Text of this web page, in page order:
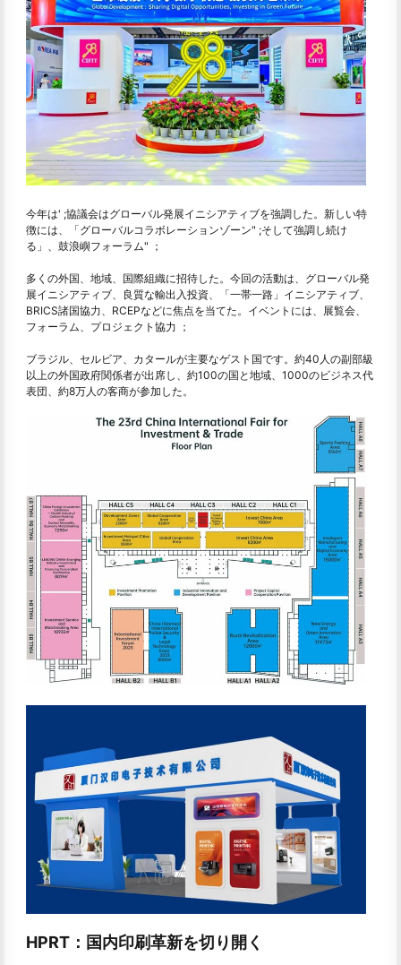
今年は' ;協議会はグローバル発展イニシアティブを強調した。新しい特
徴には、「グローバルコラボレーションゾーン" ;そして強調し続け
る」、鼓浪嶼フォーラム" ；
多くの外国、地域、国際組織に招待した。今回の活動は、グローバル発
展イニシアティブ、良質な輸出入投資、「一帯一路」イニシアティブ、
BRICS諸国協力、RCEPなどに焦点を当てた。イベントには、展覧会、
フォーラム、プロジェクト協力 ；
ブラジル、セルビア、カタールが主要なゲスト国です。約40人の副部級
以上の外国政府関係者が出席し、約100の国と地域、1000のビジネス代
表団、約8万人の客商が参加した。
HPRT：国内印刷革新を切り開く